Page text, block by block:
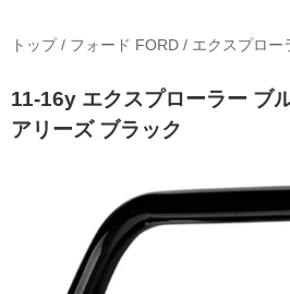
トップ/ フォード FORD / エクスプロー
11-16y エクスプローラー ブ
アリーズ ブラック